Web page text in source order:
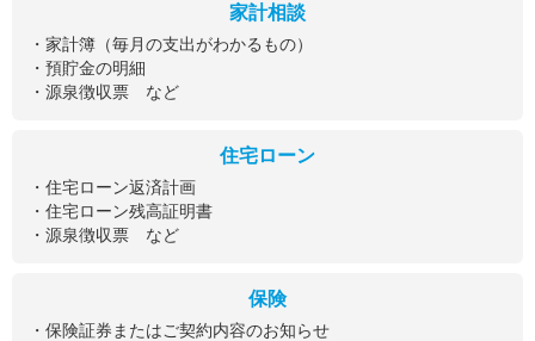
家計相談
・家計簿（毎月の支出がわかるもの）
・預貯金の明細
・源泉徴収票 など
住宅ローン
・住宅ローン返済計画
・住宅ローン残高証明書
・源泉徴収票 など
保険
・保険証券またはご契約内容のお知らせ